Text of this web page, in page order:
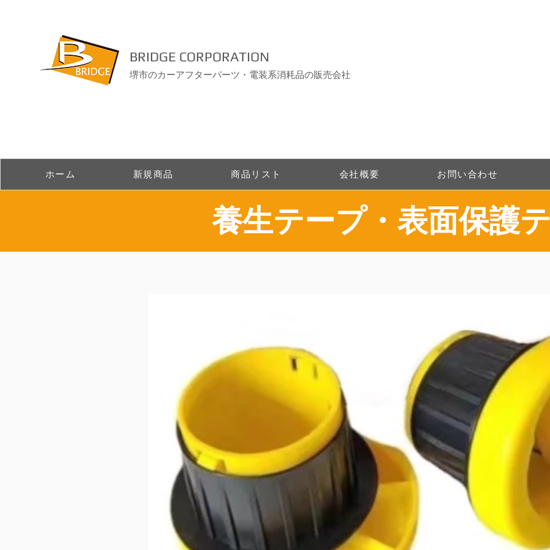
BRIDGE CORPORATION
堺市のカーアフターパーツ・電装系消耗品の販売会社
ホーム 新規商品 商品リスト 会社概要 お問い合わせ
養生テープ・表面保護